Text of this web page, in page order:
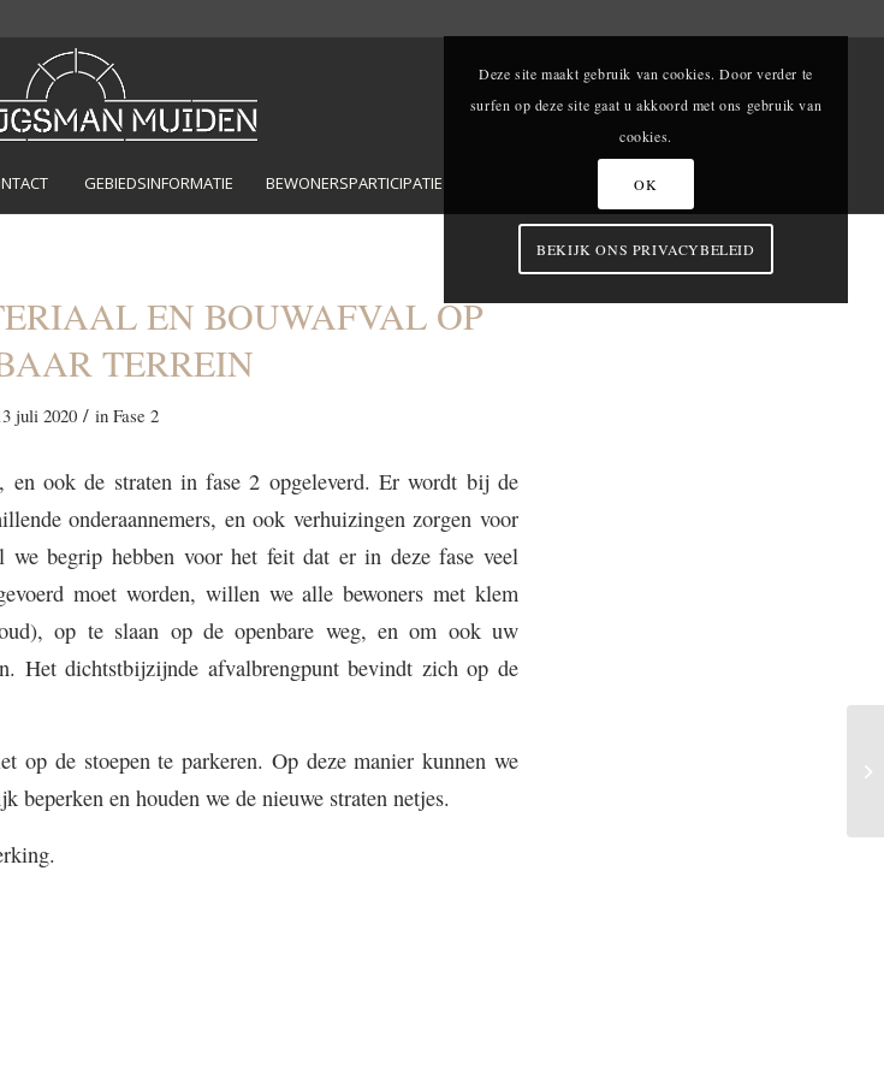
GEBIEDSINFORMATIE BEWONERSPARTICIPATIE
EN BOUWAFVAL OP
TERREIN
juli 2020 / in Fase 2
en ook de straten in fase 2 opgeleverd. Er wordt bij de
onderaannemers, en ook verhuizingen zorgen voor
we begrip hebben voor het feit dat er in deze fase veel
moet worden, willen we alle bewoners met klem
op te slaan op de openbare weg, en om ook uw
Het dichtstbijzijnde afvalbrengpunt bevindt zich op de
op de stoepen te parkeren. Op deze manier kunnen we
beperken en houden we de nieuwe straten netjes.
Deze site maakt gebruik van cookies. Door verder te
surfen op deze site gaat u akkoord met ons gebruik van
cookies.
OK
BEKIJK ONS PRIVACYBELEID